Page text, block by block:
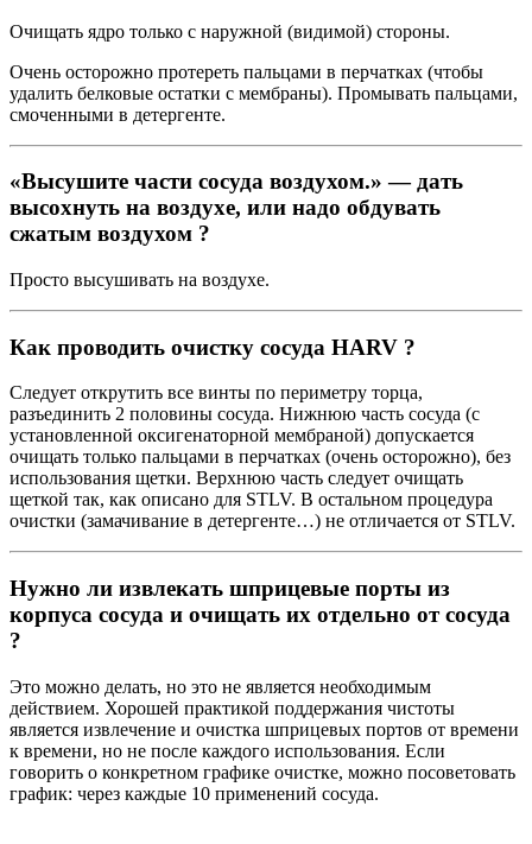
Очищать ядро только с наружной (видимой) стороны.
Очень осторожно протереть пальцами в перчатках (чтобы
удалить белковые остатки с мембраны). Промывать пальцами,
смоченными в детергенте.
«Высушите части сосуда воздухом.» — дать
высохнуть на воздухе, или надо обдувать
сжатым воздухом ?
Просто высушивать на воздухе.
Как проводить очистку сосуда HARV ?
Следует открутить все винты по периметру торца,
разъединить 2 половины сосуда. Нижнюю часть сосуда (с
установленной оксигенаторной мембраной) допускается
очищать только пальцами в перчатках (очень осторожно), без
использования щетки. Верхнюю часть следует очищать
щеткой так, как описано для STLV. В остальном процедура
очистки (замачивание в детергенте…) не отличается от STLV.
Нужно ли извлекать шприцевые порты из
корпуса сосуда и очищать их отдельно от сосуда
?
Это можно делать, но это не является необходимым
действием. Хорошей практикой поддержания чистоты
является извлечение и очистка шприцевых портов от времени
к времени, но не после каждого использования. Если
говорить о конкретном графике очистке, можно посоветовать
график: через каждые 10 применений сосуда.